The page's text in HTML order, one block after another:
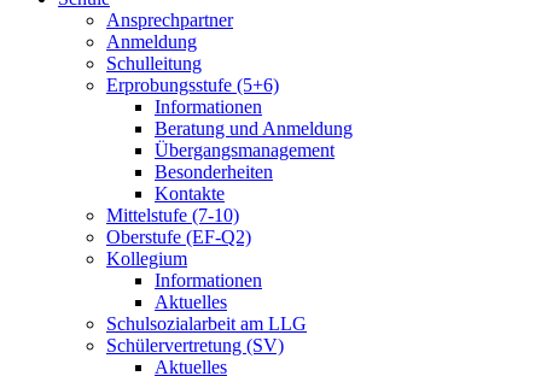
Ansprechpartner
Anmeldung
Schulleitung
Erprobungsstufe (5+6)
Informationen
Beratung und Anmeldung
Übergangsmanagement
Besonderheiten
Kontakte
Mittelstufe (7-10)
Oberstufe (EF-Q2)
Kollegium
Informationen
Aktuelles
Schulsozialarbeit am LLG
Schülervertretung (SV)
Aktuelles